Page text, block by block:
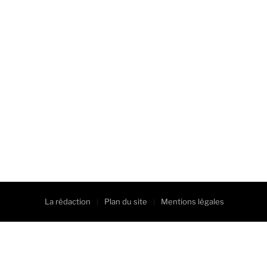
La rédaction Plan du site Mentions légales